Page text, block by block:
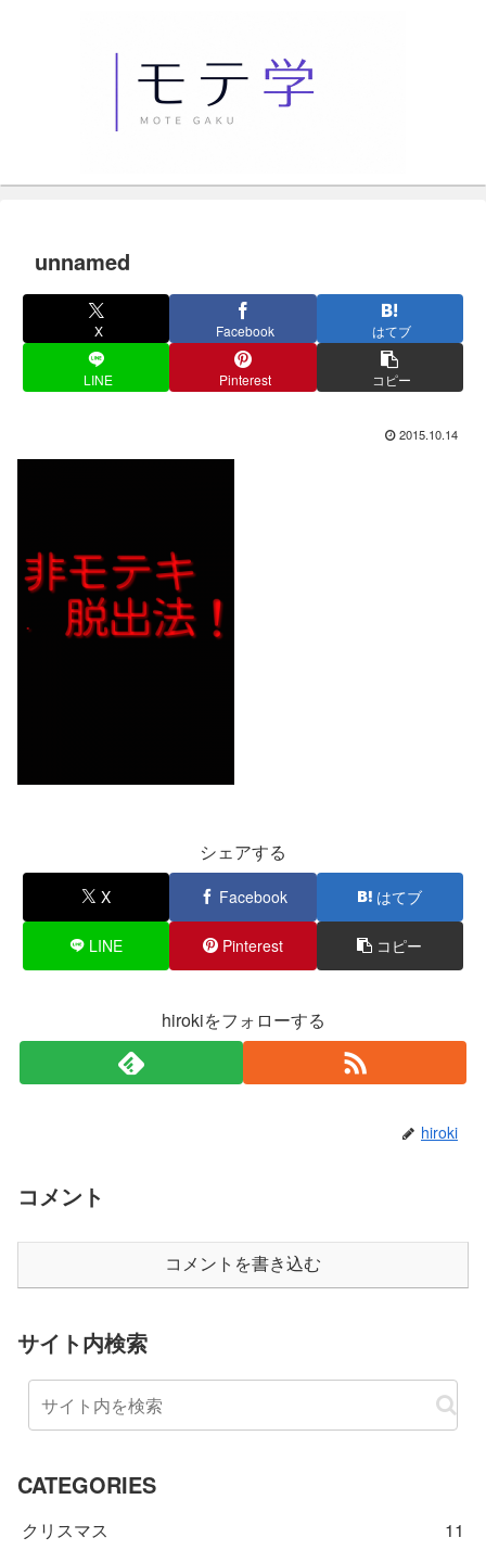
unnamed
X Facebook はてブ
LINE Pinterest コピー
2015.10.14
シェアする
X Facebook はてブ
LINE Pinterest コピー
hirokiをフォローする
hiroki
コメント
コメントを書き込む
サイト内検索
CATEGORIES
クリスマス 11